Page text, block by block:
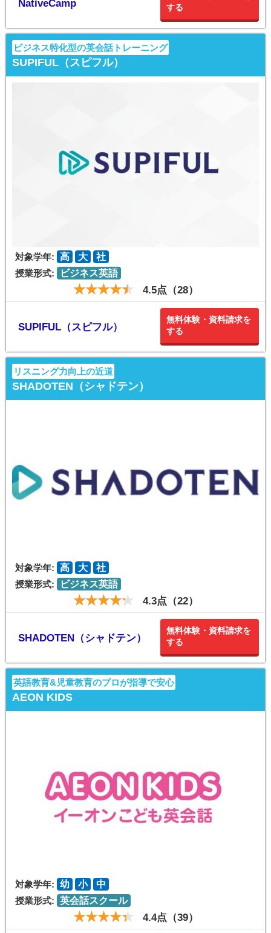
NativeCamp
する
ビジネス特化型の英会話トレーニング
SUPIFUL（スピフル）
対象学年: 高 大
社
授業形式:
ビジネス英語
4.5点（28）
SUPIFUL（スピフル）
無料体験・資料請求を
する
リスニング力向上の近道
SHADOTEN（シャドテン）
対象学年: 高 大
社
授業形式:
ビジネス英語
4.3点（22）
SHADOTEN（シャドテン）
無料体験・資料請求を
する
英語教育&児童教育のプロが指導で安心
AEON KIDS
対象学年: 幼 小
中
授業形式: 英会話スクール
4.4点（39）